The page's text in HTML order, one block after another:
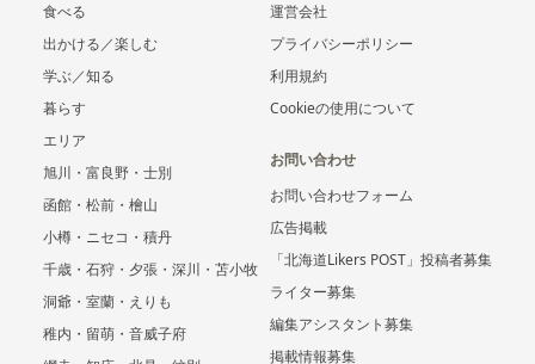
食べる
出かける／楽しむ
学ぶ／知る
暮らす
エリア
旭川・富良野・士別
函館・松前・檜山
小樽・ニセコ・積丹
千歳・石狩・夕張・深川・苫小牧
洞爺・室蘭・えりも
稚内・留萌・音威子府
運営会社
プライバシーポリシー
利用規約
Cookieの使用について
お問い合わせ
お問い合わせフォーム
広告掲載
「北海道Likers POST」投稿者募集
ライター募集
編集アシスタント募集
掲載情報募集